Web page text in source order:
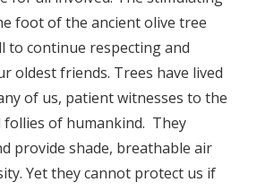
foot of the ancient olive tree
to continue respecting and
oldest friends. Trees have lived
of us, patient witnesses to the
of humankind. They
provide shade, breathable air
Yet they cannot protect us if